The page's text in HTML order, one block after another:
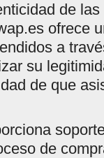
de
ofrece
a
su
de que
de